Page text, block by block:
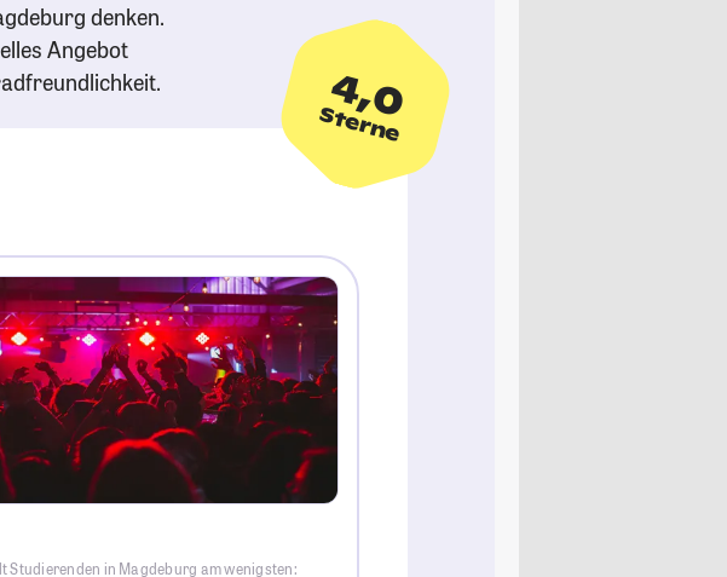
denken.
Angebot
4,0
Sterne
Studierenden in Magdeburg am wenigsten: